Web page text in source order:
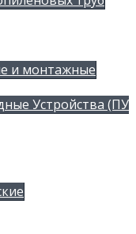
и монтажные
Устройства (ПУ